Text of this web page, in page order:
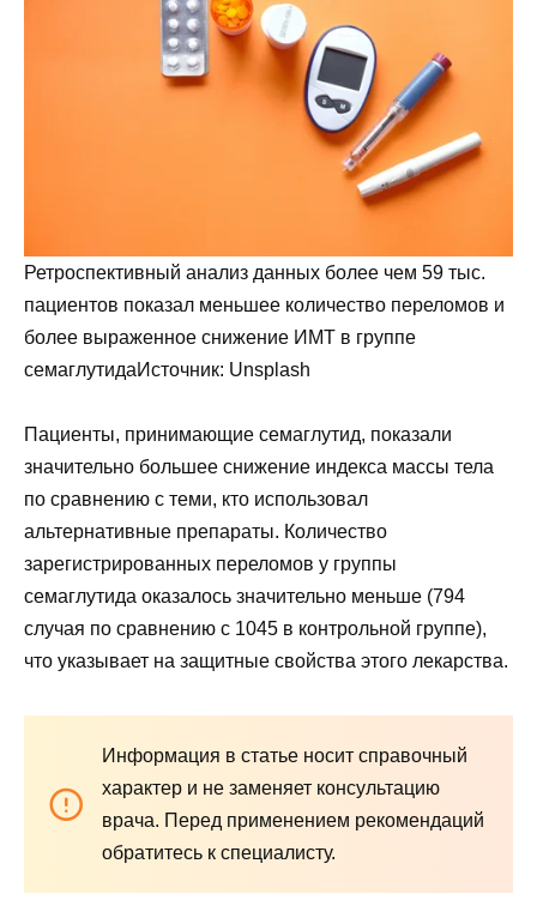
Ретроспективный анализ данных более чем 59 тыс.
пациентов показал меньшее количество переломов и
более выраженное снижение ИМТ в группе
семаглутидаИсточник: Unsplash
Пациенты, принимающие семаглутид, показали
значительно большее снижение индекса массы тела
по сравнению с теми, кто использовал
альтернативные препараты. Количество
зарегистрированных переломов у группы
семаглутида оказалось значительно меньше (794
случая по сравнению с 1045 в контрольной группе),
что указывает на защитные свойства этого лекарства.
Информация в статье носит справочный
характер и не заменяет консультацию
врача. Перед применением рекомендаций
обратитесь к специалисту.